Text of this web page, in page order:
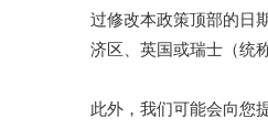
过修改本政策顶部的日
济区、英国或瑞士（统
此外，我们可能会向您